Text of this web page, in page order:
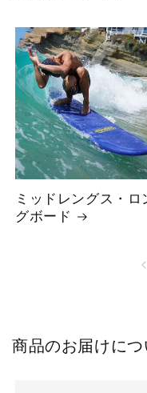
ミッドレングス・ロ
グボード
商品のお届けにつ